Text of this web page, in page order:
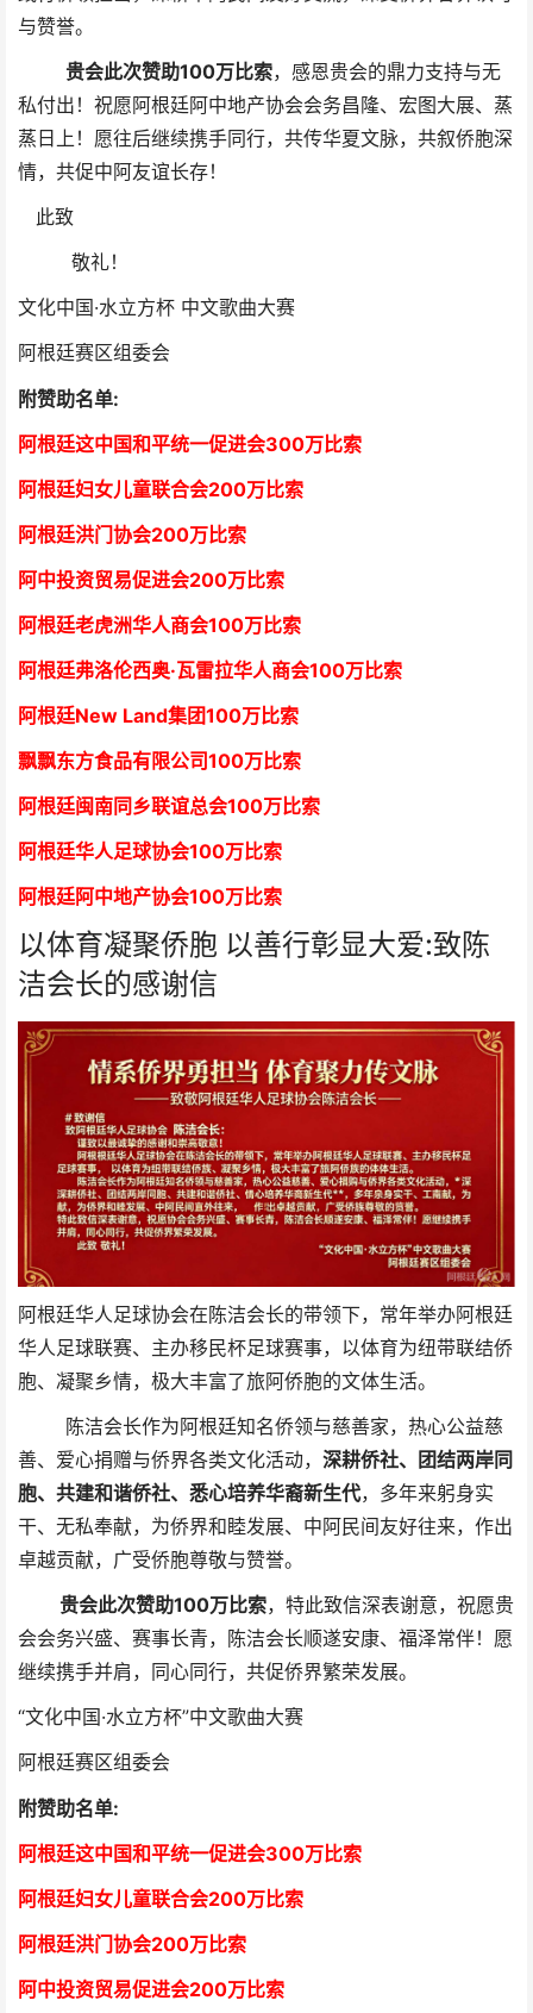
与赞誉。
贵会此次赞助100万比索， 感恩贵会的鼎力支持与无
私付出！祝愿阿根廷阿中地产协会会务昌隆、宏图大展、蒸
蒸日上！愿往后继续携手同行，共传华夏文脉，共叙侨胞深
情，共促中阿友谊长存！
此致
敬礼！
文化中国·水立方杯 中文歌曲大赛
阿根廷赛区组委会
附赞助名单:
阿根廷这中国和平统一促进会300万比索
阿根廷妇女儿童联合会200万比索
阿根廷洪门协会200万比索
阿中投资贸易促进会200万比索
阿根廷老虎洲华人商会100万比索
阿根廷弗洛伦西奥·瓦雷拉华人商会100万比索
阿根廷New Land集团100万比索
飘飘东方食品有限公司100万比索
阿根廷闽南同乡联谊总会100万比索
阿根廷华人足球协会100万比索
阿根廷阿中地产协会100万比索
以体育凝聚侨胞 以善行彰显大爱:致陈
洁会长的感谢信
阿根廷华人足球协会在陈洁会长的带领下，常年举办阿根廷
华人足球联赛、主办移民杯足球赛事，以体育为纽带联结侨
胞、凝聚乡情，极大丰富了旅阿侨胞的文体生活。
陈洁会长作为阿根廷知名侨领与慈善家，热心公益慈
善、爱心捐赠与侨界各类文化活动， 深耕侨社、团结两岸同
胞、共建和谐侨社、悉心培养华裔新生代，多年来躬身实
干、无私奉献，为侨界和睦发展、中阿民间友好往来，作出
卓越贡献，广受侨胞尊敬与赞誉。
贵会此次赞助100万比索，特此致信深表谢意，祝愿贵
会会务兴盛、赛事长青，陈洁会长顺遂安康、福泽常伴！愿
继续携手并肩，同心同行，共促侨界繁荣发展。
“文化中国·水立方杯”中文歌曲大赛
阿根廷赛区组委会
附赞助名单:
阿根廷这中国和平统一促进会300万比索
阿根廷妇女儿童联合会200万比索
阿根廷洪门协会200万比索
阿中投资贸易促进会200万比索